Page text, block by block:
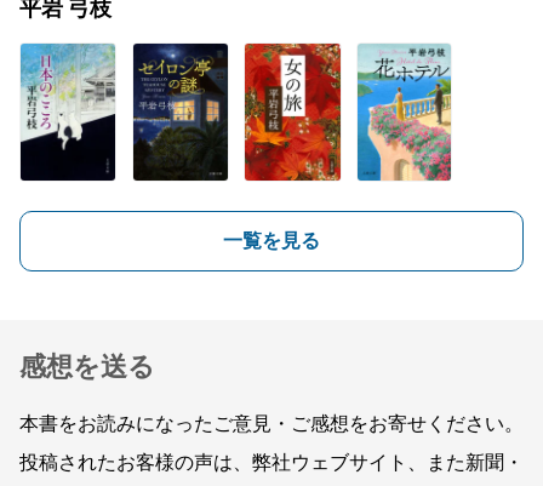
平岩 弓枝
一覧を見る
感想を送る
本書をお読みになったご意見・ご感想をお寄せください。
投稿されたお客様の声は、弊社ウェブサイト、また新聞・